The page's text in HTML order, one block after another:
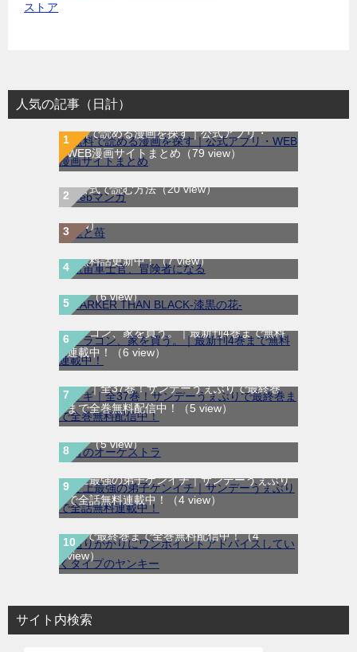
人気の記事（日計）
無料で読める漫画を探す｜公式アプリ・
WEB漫画サイトまとめ （79 view）
WEB漫画サイト一覧｜ブラウザで無料漫画
を公式で読む方法（20 view）
龍と苺｜最新刊第4巻！全巻無料で読める公
式マンガアプリ＿サンデーうぇぶり（10
view）
航宙軍士官、冒険者になる｜最新刊第6巻！
第5巻まで無料で読めるマンガアプリ！※順
次無料話更新中！（7 view）
DARKER THAN BLACK-漆黒の花-｜全4巻完
結！マンガUP!で最終巻まで全巻無料配信
中！（6 view）
ドラゴン、家を買う。｜最新刊4巻まで無料
連載中！
（6 view）
マギ｜全37巻！サンデーうぇぶりで最終巻
まで全巻無料配信中！
（5 view）
青のオーケストラ｜マンガワンで全話無料連
載中（5 view）
史上最強の弟子ケンイチ｜サンデーうぇぶり
で全話無料連載中！
（4 view）
通りがかりにワンポイントアドバイスしてい
くタイプのヤンキー｜全8巻完結！マンガ
UP!で最終巻まで全巻無料配信中！（4
view）
サイト内検索